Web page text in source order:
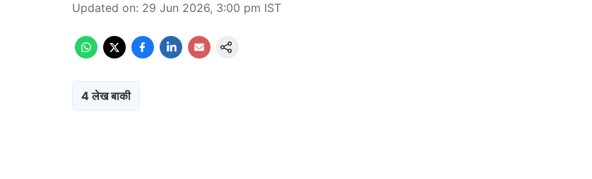
Updated on: 29 Jun 2026, 3:00 pm IST
4 लेख बाकी